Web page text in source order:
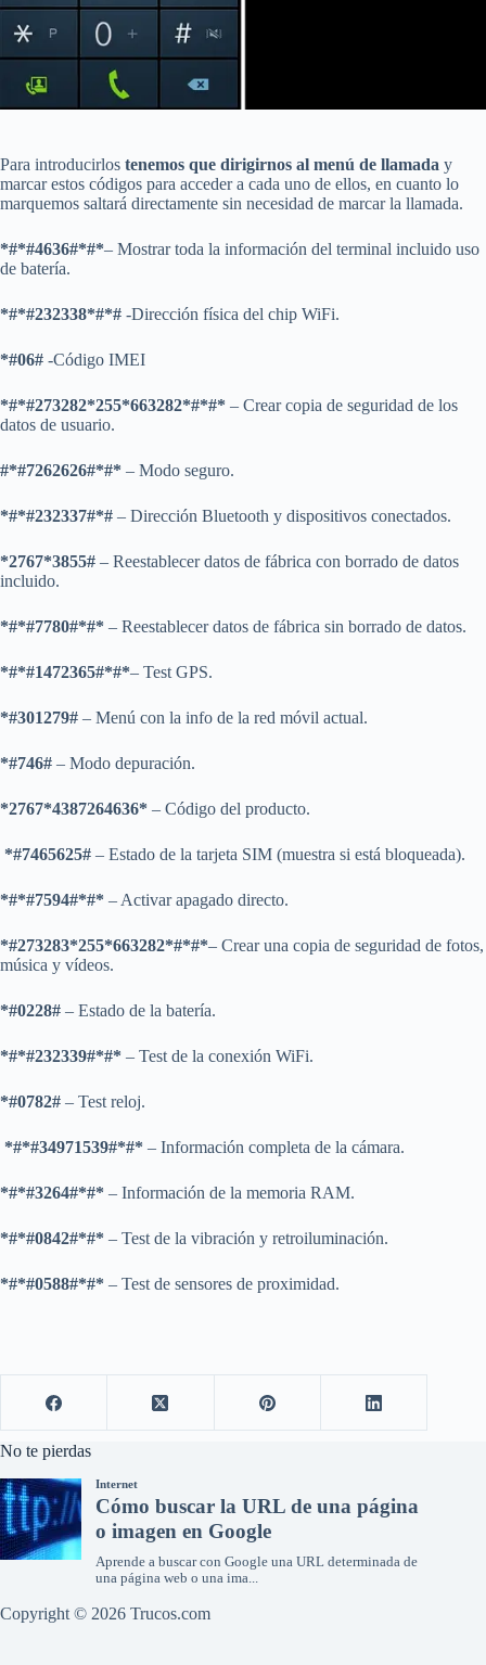
Para introducirlos tenemos que dirigirnos al menú de llamada y
marcar estos códigos para acceder a cada uno de ellos, en cuanto lo
marquemos saltará directamente sin necesidad de marcar la llamada.
*#*#4636#*#*– Mostrar toda la información del terminal incluido uso
de batería.
*#*#232338*#*# -Dirección física del chip WiFi.
*#06# -Código IMEI
*#*#273282*255*663282*#*#* – Crear copia de seguridad de los
datos de usuario.
#*#7262626#*#* – Modo seguro.
*#*#232337#*# – Dirección Bluetooth y dispositivos conectados.
*2767*3855# – Reestablecer datos de fábrica con borrado de datos
incluido.
*#*#7780#*#* – Reestablecer datos de fábrica sin borrado de datos.
*#*#1472365#*#*– Test GPS.
*#301279# – Menú con la info de la red móvil actual.
*#746# – Modo depuración.
*2767*4387264636* – Código del producto.
*#7465625# – Estado de la tarjeta SIM (muestra si está bloqueada).
*#*#7594#*#* – Activar apagado directo.
*#273283*255*663282*#*#*– Crear una copia de seguridad de fotos,
música y vídeos.
*#0228# – Estado de la batería.
*#*#232339#*#* – Test de la conexión WiFi.
*#0782# – Test reloj.
*#*#34971539#*#* – Información completa de la cámara.
*#*#3264#*#* – Información de la memoria RAM.
*#*#0842#*#* – Test de la vibración y retroiluminación.
*#*#0588#*#* – Test de sensores de proximidad.
No te pierdas
Copyright © 2026 Trucos.com